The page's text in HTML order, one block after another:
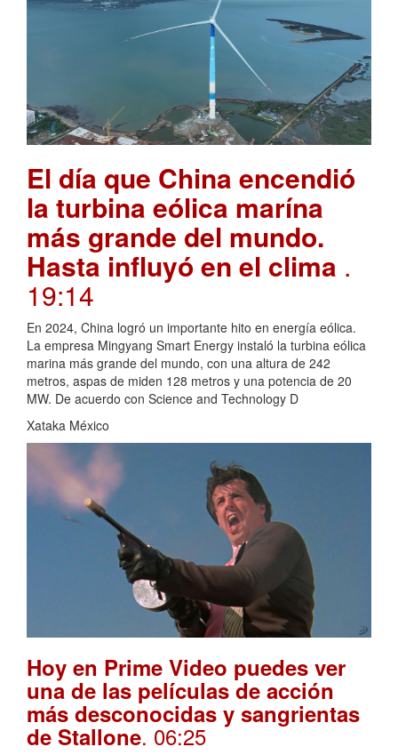
El día que China encendió
la turbina eólica marína
más grande del mundo.
Hasta influyó en el clima .
19:14
En 2024, China logró un importante hito en energía eólica.
La empresa Mingyang Smart Energy instaló la turbina eólica
marina más grande del mundo, con una altura de 242
metros, aspas de miden 128 metros y una potencia de 20
MW. De acuerdo con Science and Technology D
Xataka México
Hoy en Prime Video puedes ver
una de las películas de acción
más desconocidas y sangrientas
de Stallone. 06:25